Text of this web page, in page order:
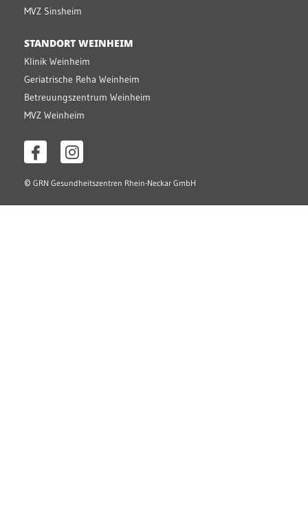
MVZ Sinsheim
STANDORT WEINHEIM
Klinik Weinheim
Geriatrische Reha Weinheim
Betreuungszentrum Weinheim
MVZ Weinheim
© GRN Gesundheitszentren Rhein-Neckar GmbH